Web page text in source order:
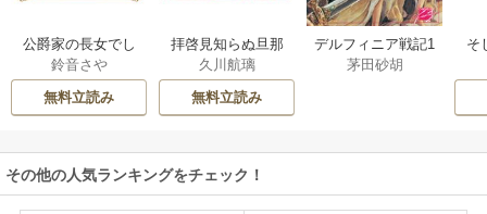
公爵家の長女でし
た
鈴音さや
無料立読み
拝啓見知らぬ旦那
様、離婚していた
だきます
久川航璃
無料立読み
デルフィニア戦記1
茅田砂胡
そ
その他の人気ランキングをチェック！